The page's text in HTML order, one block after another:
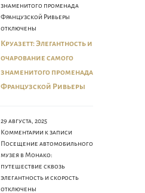
знаменитого променада
Французской Ривьеры
отключены
Круазетт: Элегантность и
очарование самого
знаменитого променада
Французской Ривьеры
29 августа, 2025
Комментарии к записи
Посещение автомобильного
музея в Монако:
путешествие сквозь
элегантность и скорость
отключены